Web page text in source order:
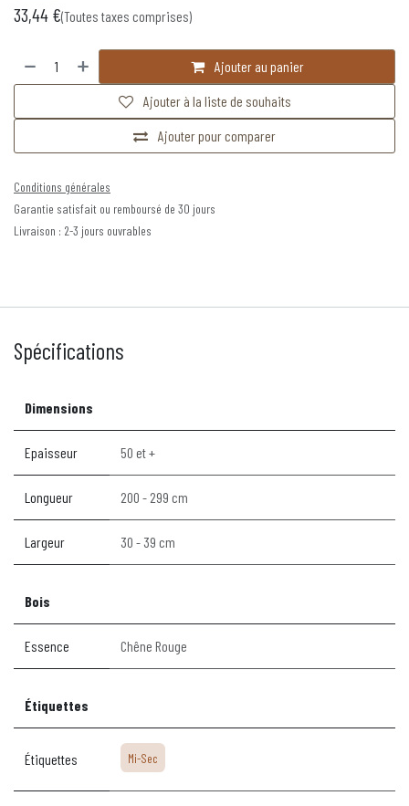
33,44 €(Toutes taxes comprises)
Ajouter au panier
Ajouter pour comparer
Ajouter à la liste de souhaits
Conditions générales
Garantie satisfait ou remboursé de 30 jours
Livraison : 2-3 jours ouvrables
Spécifications
Dimensions
Epaisseur 50 et +
Longueur 200 - 299 cm
Largeur 30 - 39 cm
Bois
Essence Chêne Rouge
Étiquettes
Étiquettes Mi-Sec